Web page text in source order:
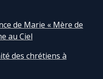
de Marie « Mère de
au Ciel
des chrétiens à